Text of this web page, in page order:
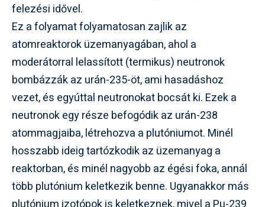
felezési idővel.
Ez a folyamat folyamatosan zajlik az
atomreaktorok üzemanyagában, ahol a
moderátorral lelassított (termikus) neutronok
bombázzák az urán-235-öt, ami hasadáshoz
vezet, és egyúttal neutronokat bocsát ki. Ezek a
neutronok egy része befogódik az urán-238
atommagjaiba, létrehozva a plutóniumot. Minél
hosszabb ideig tartózkodik az üzemanyag a
reaktorban, és minél nagyobb az égési foka, annál
több plutónium keletkezik benne. Ugyanakkor más